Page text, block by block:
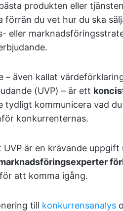
produkten eller
förrän du vet hur du ska
eller
– även kallat
(UVP) – är ett
tydligt kommunicera vad
konkurrenternas.
är en krävande
för att komma igång.
till konkurrensanalys